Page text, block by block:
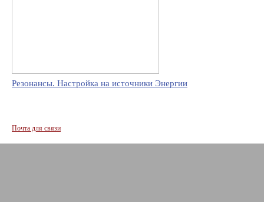
Резонансы. Настройка на источники Энергии
Почта для связи